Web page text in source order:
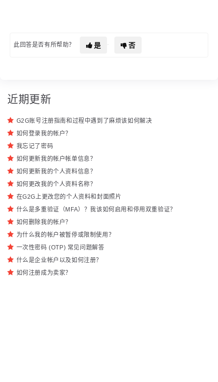
此回答是否有所帮助？ 是 否
近期更新
G2G账号注册指南和过程中遇到了麻烦该如何解决
如何登录我的帐户？
我忘记了密码
如何更新我的帐户帐单信息？
如何更新我的个人资料信息？
如何更改我的个人资料名称？
在G2G上更改您的个人资料和封面照片
什么是多重验证（MFA）？我该如何启用和停用双重验证？
如何删除我的帐户？
为什么我的帐户被暂停或限制使用？
一次性密码 (OTP) 常见问题解答
什么是企业帐户以及如何注册？
如何注册成为卖家？